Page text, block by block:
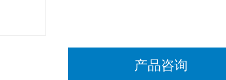
产品咨询